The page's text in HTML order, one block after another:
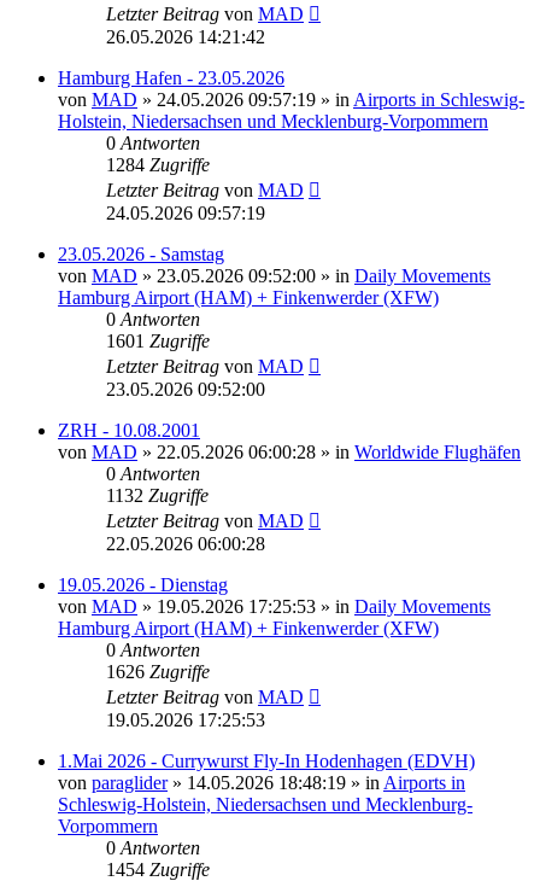
Letzter Beitrag von MAD
26.05.2026 14:21:42
Hamburg Hafen - 23.05.2026
von MAD » 24.05.2026 09:57:19 » in Airports in Schleswig-
Holstein, Niedersachsen und Mecklenburg-Vorpommern
0 Antworten
1284 Zugriffe
Letzter Beitrag von MAD
24.05.2026 09:57:19
23.05.2026 - Samstag
von MAD » 23.05.2026 09:52:00 » in Daily Movements
Hamburg Airport (HAM) + Finkenwerder (XFW)
0 Antworten
1601 Zugriffe
Letzter Beitrag von MAD
23.05.2026 09:52:00
ZRH - 10.08.2001
von MAD » 22.05.2026 06:00:28 » in Worldwide Flughäfen
0 Antworten
1132 Zugriffe
Letzter Beitrag von MAD
22.05.2026 06:00:28
19.05.2026 - Dienstag
von MAD » 19.05.2026 17:25:53 » in Daily Movements
Hamburg Airport (HAM) + Finkenwerder (XFW)
0 Antworten
1626 Zugriffe
Letzter Beitrag von MAD
19.05.2026 17:25:53
1.Mai 2026 - Currywurst Fly-In Hodenhagen (EDVH)
von paraglider» 14.05.2026 18:48:19 » in Airports in
Schleswig-Holstein, Niedersachsen und Mecklenburg-
Vorpommern
0 Antworten
1454 Zugriffe